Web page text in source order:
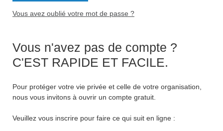
Vous avez oublié votre mot de passe ?
Vous n'avez pas de compte ?
C'EST RAPIDE ET FACILE.
Pour protéger votre vie privée et celle de votre organisation,
nous vous invitons à ouvrir un compte gratuit.
Veuillez vous inscrire pour faire ce qui suit en ligne :